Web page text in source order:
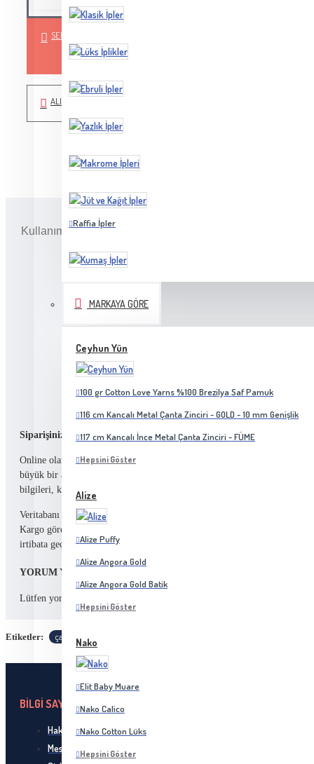
Raffia İpler
MARKAYA GÖRE
Ceyhun Yün
100 gr Cotton Love Yarns %100 Brezilya Saf Pamuk
116 cm Kancalı Metal Çanta Zinciri - GOLD - 10 mm Genişlik
117 cm Kancalı İnce Metal Çanta Zinciri - FÜME
Hepsini Göster
Alize
Alize Puffy
Alize Angora Gold
Alize Angora Gold Batik
Hepsini Göster
Nako
Elit Baby Muare
Nako Calico
Nako Cotton Lüks
Hepsini Göster
SEPETE EKLE
ALIŞVERIŞ LISTEME EKLE
Kullanımda esneme yada yamulma yapmaz, sağlam ve
Ekrandaki ürünün rengi
Siparişiniz bizim için önemlidir!
Online olarak sitemizden verilen siparişler periyodik olarak her gün ,
büyük bir aksilik olmaz ise gün içerisinde kargo şubesine verilir. Sipariş
bilgileri, kredi kartı bilgileriniz hariç olmak üzere veritabanımıza
Veritabanı veya e-posta sistemlerinde meydana gelebilecek olası
Kargo görevlisinden teslim etmek için tarafınıza getirdiği ürünü kargo
irtibata geçerek bildirmenizi rica ederiz. Hasarlı, bozuk veya başka
YORUM YAP
Lütfen yorum yazmak için
Etiketler: çantasapı
BİLGİ SAYFALARI
Hakkımızda
Mesafeli Satış Sözleşmesi